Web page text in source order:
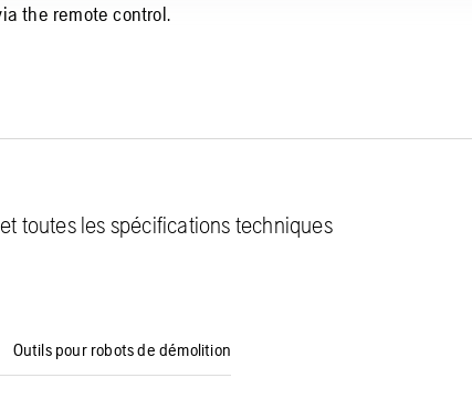
the remote control.
toutes les spécifications techniques
Outils pour robots de démolition